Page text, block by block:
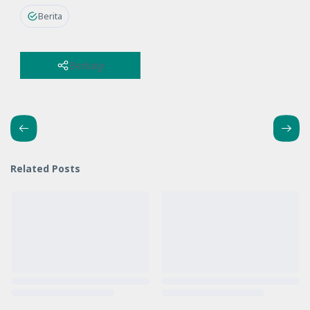
Berita
Berbagi
Related Posts